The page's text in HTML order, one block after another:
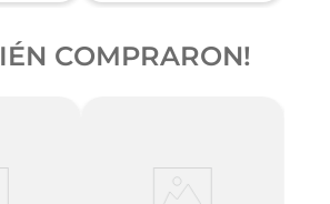
COMPRARON!